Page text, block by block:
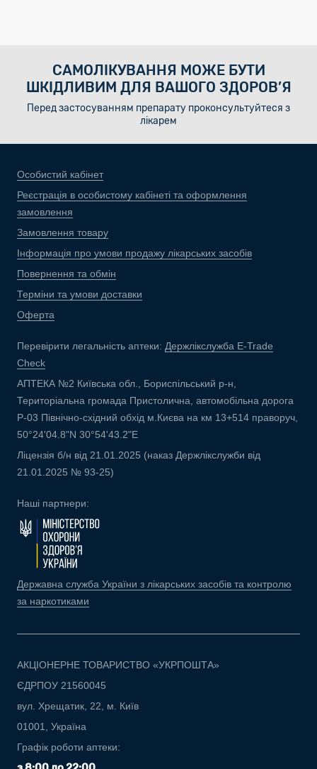
САМОЛІКУВАННЯ МОЖЕ БУТИ
ШКІДЛИВИМ ДЛЯ ВАШОГО ЗДОРОВ’Я
Перед застосуванням препарату проконсультуйтеся з
лікарем
Особистий кабінет
Реєстрація в особистому кабінеті та оформлення
замовлення
Замовлення товару
Інформація про умови продажу лікарських засобів
Повернення та обмін
Терміни та умови доставки
Оферта
Перевірити легальність аптеки: Держлікслужба E-Trade
Check
АПТЕКА №2 Київська обл., Бориспільський р-н,
Територіальна громада Пристолична, автомобільна дорога
Р-03 Північно-східний обхід м.Києва на км 13+514 праворуч,
50°24'04.8"N 30°54'43.2"E
Ліцензія б/н від 21.01.2025 (наказ Держлікслужби від
21.01.2025 № 93-25)
Наші партнери:
Державна служба України з лікарських засобів та контролю
за наркотиками
АКЦІОНЕРНЕ ТОВАРИСТВО «УКРПОШТА»
ЄДРПОУ 21560045
вул. Хрещатик, 22, м. Київ
01001, Україна
Графік роботи аптеки: